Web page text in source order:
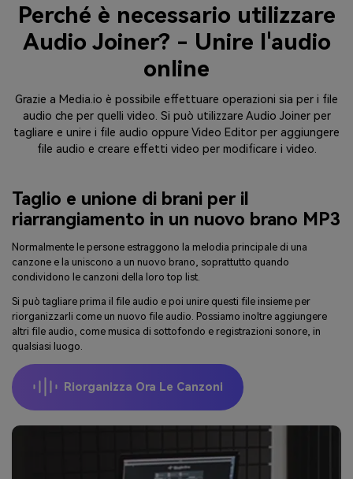
Perché è necessario utilizzare
Audio Joiner? - Unire l'audio
online
Grazie a Media.io è possibile effettuare operazioni sia per i file
audio che per quelli video. Si può utilizzare Audio Joiner per
tagliare e unire i file audio oppure Video Editor per aggiungere
file audio e creare effetti video per modificare i video.
Taglio e unione di brani per il
riarrangiamento in un nuovo brano MP3
Normalmente le persone estraggono la melodia principale di una
canzone e la uniscono a un nuovo brano, soprattutto quando
condividono le canzoni della loro top list.
Si può tagliare prima il file audio e poi unire questi file insieme per
riorganizzarli come un nuovo file audio. Possiamo inoltre aggiungere
altri file audio, come musica di sottofondo e registrazioni sonore, in
qualsiasi luogo.
Riorganizza Ora Le Canzoni